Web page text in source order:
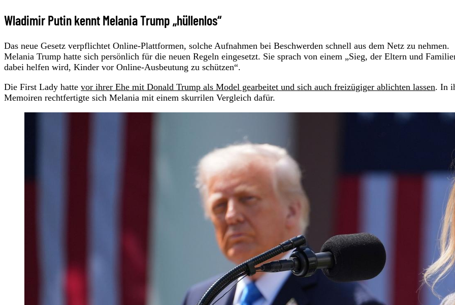
Wladimir Putin kennt Melania Trump „hüllenlos“
Das neue Gesetz verpflichtet Online-Plattformen, solche Aufnahmen bei Beschwerden schnell aus dem Netz zu nehmen.
Melania Trump hatte sich persönlich für die neuen Regeln eingesetzt. Sie sprach von einem „Sieg, der Eltern und
dabei helfen wird, Kinder vor Online-Ausbeutung zu schützen“.
Die First Lady hatte vor ihrer Ehe mit Donald Trump als Model gearbeitet und sich auch freizügiger ablichten lassen. In
Memoiren rechtfertigte sich Melania mit einem skurrilen Vergleich dafür.